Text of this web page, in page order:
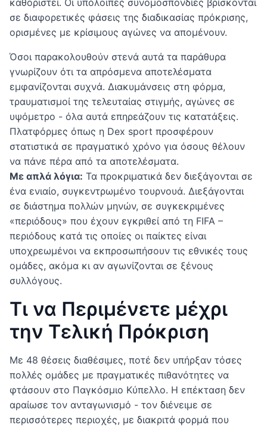
καθοριστεί. Οι υπόλοιπες συνομοσπονδίες βρίσκονται
σε διαφορετικές φάσεις της διαδικασίας πρόκρισης,
ορισμένες με κρίσιμους αγώνες να απομένουν.
Όσοι παρακολουθούν στενά αυτά τα παράθυρα
γνωρίζουν ότι τα απρόσμενα αποτελέσματα
εμφανίζονται συχνά. Διακυμάνσεις στη φόρμα,
τραυματισμοί της τελευταίας στιγμής, αγώνες σε
υψόμετρο - όλα αυτά επηρεάζουν τις κατατάξεις.
Πλατφόρμες όπως η Dex sport προσφέρουν
στατιστικά σε πραγματικό χρόνο για όσους θέλουν
να πάνε πέρα από τα αποτελέσματα.
Με απλά λόγια: Τα προκριματικά δεν διεξάγονται σε
ένα ενιαίο, συγκεντρωμένο τουρνουά. Διεξάγονται
σε διάστημα πολλών μηνών, σε συγκεκριμένες
«περιόδους» που έχουν εγκριθεί από τη FIFA –
περιόδους κατά τις οποίες οι παίκτες είναι
υποχρεωμένοι να εκπροσωπήσουν τις εθνικές τους
ομάδες, ακόμα κι αν αγωνίζονται σε ξένους
συλλόγους.
Τι να Περιμένετε μέχρι
την Τελική Πρόκριση
Με 48 θέσεις διαθέσιμες, ποτέ δεν υπήρξαν τόσες
πολλές ομάδες με πραγματικές πιθανότητες να
φτάσουν στο Παγκόσμιο Κύπελλο. Η επέκταση δεν
αραίωσε τον ανταγωνισμό - τον διένειμε σε
περισσότερες περιοχές, με διακριτά φορμά που